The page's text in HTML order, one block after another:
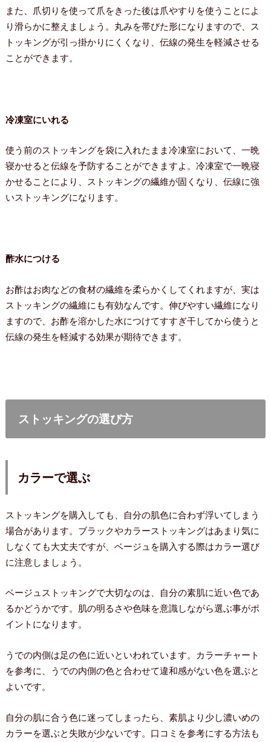
また、爪切りを使って爪をきった後は爪やすりを使うことによ
り滑らかに整えましょう。丸みを帯びた形になりますので、ス
トッキングが引っ掛かりにくくなり、伝線の発生を軽減させる
ことができます。
冷凍室にいれる
使う前のストッキングを袋に入れたまま冷凍室において、一晩
寝かせると伝線を予防することができますよ。冷凍室で一晩寝
かせることにより、ストッキングの繊維が固くなり、伝線に強
いストッキングになります。
酢水につける
お酢はお肉などの食材の繊維を柔らかくしてくれますが、実は
ストッキングの繊維にも有効なんです。伸びやすい繊維になり
ますので、お酢を溶かした水につけてすすぎ干してから使うと
伝線の発生を軽減する効果が期待できます。
ストッキングの選び方
カラーで選ぶ
ストッキングを購入しても、自分の肌色に合わず浮いてしまう
場合があります。ブラックやカラーストッキングはあまり気に
しなくても大丈夫ですが、ベージュを購入する際はカラー選び
に注意しましょう。
ベージュストッキングで大切なのは、自分の素肌に近い色であ
るかどうかです。肌の明るさや色味を意識しながら選ぶ事がポ
イントになります。
うでの内側は足の色に近いといわれています。カラーチャート
を参考に、うでの内側の色と合わせて違和感がない色を選ぶと
よいです。
自分の肌に合う色に迷ってしまったら、素肌より少し濃いめの
カラーを選ぶと失敗が少ないです。口コミを参考にする方法も